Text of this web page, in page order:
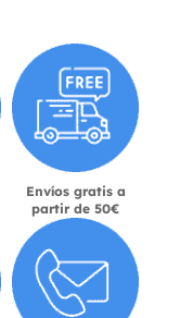
Envíos gratis a
partir de 50€